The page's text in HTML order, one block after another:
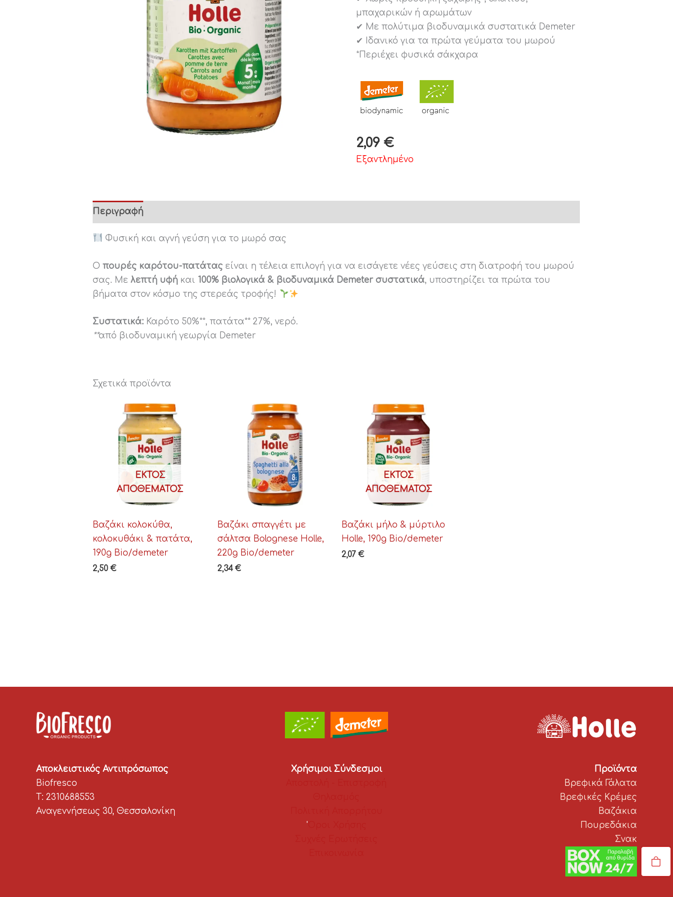
μπαχαρικών ή αρωμάτων
✔ Με πολύτιμα βιοδυναμικά συστατικά Demeter
✔ Ιδανικό για τα πρώτα γεύματα του μωρού
*Περιέχει φυσικά σάκχαρα
2,09 €
Εξαντλημένο
Περιγραφή
Φυσική και αγνή γεύση για το μωρό σας
Οπουρές καρότου-πατάτας είναι η τέλεια επιλογή για να εισάγετε νέες γεύσεις στη διατροφή του μωρού
σας. Μελεπτή υφή και 100% βιολογικά & βιοδυναμικά Demeter συστατικά, υποστηρίζει τα πρώτα του
βήματα στον κόσμο της στερεάς τροφής!
Συστατικά: Καρότο 50%**, πατάτα** 27%, νερό.
**από βιοδυναμική γεωργία Demeter
Σχετικά προϊόντα
ΕΚΤΌΣ
ΑΠΟΘΈΜΑΤΟΣ
Βαζάκι κολοκύθα,
κολοκυθάκι & πατάτα,
190g Bio/demeter
2,50€
Βαζάκι σπαγγέτι με
σάλτσα Bolognese Holle,
220g Bio/demeter
2,34€
ΕΚΤΌΣ
ΑΠΟΘΈΜΑΤΟΣ
Βαζάκι μήλο & μύρτιλο
Holle, 190g Bio/demeter
2,07 €
Αποκλειστικός Αντιπρόσωπος
Biofresco
T: 2310688553
Αναγεννήσεως 30, Θεσσαλονίκη
Χρήσιμοι Σύνδεσμοι
'
Προϊόντα
Βρεφικά Γάλατα
Βρεφικές Κρέμες
Βαζάκια
Πουρεδάκια
Σνακ